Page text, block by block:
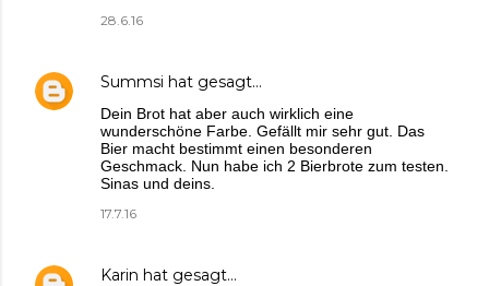
28.6.16
Summsi hat gesagt…
Dein Brot hat aber auch wirklich eine
wunderschöne Farbe. Gefällt mir sehr gut. Das
Bier macht bestimmt einen besonderen
Geschmack. Nun habe ich 2 Bierbrote zum testen.
Sinas und deins.
17.7.16
Karin hat gesagt…